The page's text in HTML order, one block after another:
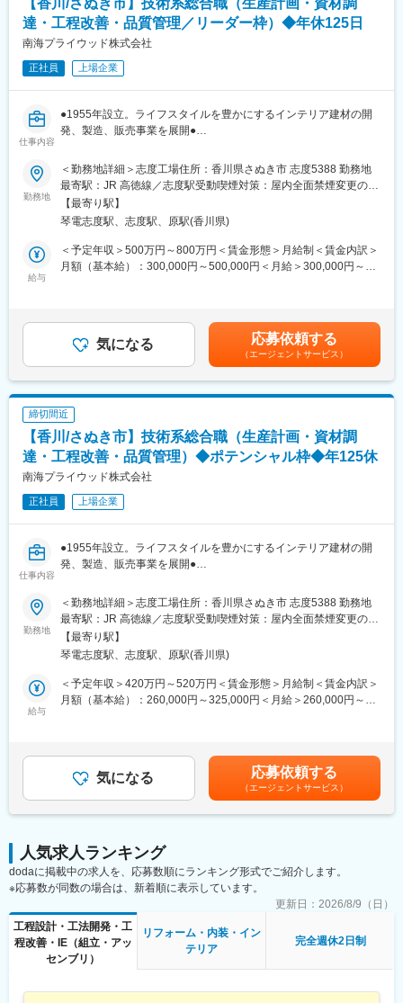
◆配属組織・働き方
・Campusノートをはじめとした中核事業である、
生産技術グループの配属です。
おいて、国内外の工場に赴き対応いただくことが多い役割です。
（週半分程度、時期によっては平日を通して出張が続く場合もあ
※緊急時の初動対応は工場側で行うため、休日夜間の呼び出しなし
※年に1回あるかないかの頻度で、土日や夏季休暇期間での設備搬
入を行う場合があります。
既存設備の導入や改善にとどまらず、新しい価値を生み出すため
の生産設備を一から構想し、形にしていくチャレンジ性の高い業
術力を高めることができます。
また、国内外の工場や関係部門と連携しながら、文具づくりを技
術面から支えることで、幅広い経験とスキルを身につけられる環
変更の範囲：会社の定める業務
【香川/さぬき市】技術系総合職（生産計画・資材調
達・工程改善・品質管理／リーダー枠）◆年休125日
南海プライウッド株式会社
正社員 上場企業
仕事内容
●1955年設立。ライフスタイルを豊かにするインテリア建材の開
発、製造、販売事業を展開●
■業務内容：
当社の製造部門において下記業務内容をお任せします。※部下マネ
ジメント業務含む。
また、リーダーシップを発揮し、部署間を横断するようなプロジ
ェクトの推進もお任せしていきます。
◇生産計画の立案：受注予測に基づく構築
◇資材調達・在庫管理：JIT実現に向けた最適化
◇工程改善：生産ラインの効率化とリードタイム短縮（重要度
付随して、海外子会社との供給調整や、自動化・省人化に向けた
最新テクノロジーの調査・導入支援、部門横断での納期・仕様調
整も行います。
間を設けており、安心してスタートできる環境です。
1955年設立。当社では、ライフスタイルを豊かにするインテリア
建材の開発、製造、販売事業を展開しています。原材料の調達か
工場内の生産設備の維持管理や新設備の導入稼動、品質管理の各
種実験なども自社内で完結しています。また、インドネシアにて
植林事業を展開し、地球とインドネシアの環境を保全するエコリ
ングシステムの構築にも注力しています。
■当社の魅力：
当社は、「人々の住空間はもっと快適になる」と信じて、インテ
しています。現在では、インテリア建材のなかでも特に「収納」
の分野において、経営革新に挑戦しています。
勤務地
＜勤務地詳細＞志度工場住所：香川県さぬき市 志度5388 勤務地
最寄駅：JR 高徳線／志度駅受動喫煙対策：屋内全面禁煙変更の範
囲：全国の当社拠点
【最寄り駅】
琴電志度駅、志度駅、原駅(香川県)
給与
＜予定年収＞500万円～800万円＜賃金形態＞月給制＜賃金内訳＞
月額（基本給）：300,000円～500,000円＜月給＞300,000円～
気になる 応募依頼する
（エージェントサービス）
締切間近
【香川/さぬき市】技術系総合職（生産計画・資材調
達・工程改善・品質管理）◆ポテンシャル枠◆年125休
南海プライウッド株式会社
正社員 上場企業
仕事内容
●1955年設立。ライフスタイルを豊かにするインテリア建材の開
発、製造、販売事業を展開●
■業務内容：
当社の製造部門において下記業務内容をお任せします。
将来的にはリーダーシップを発揮し、部署間を横断するようなプ
ロジェクトを推進していけるような方を募集しております。
適性に応じて以下業務いずれかをお任せします。
◇工程改善：生産ラインの効率化とリードタイム短縮（重要度
高）
◇品質基準の徹底：不具合削減に向けた取り組み
整も行います。
◎他業界からの転身者が多いため、業界知識のキャッチアップ期
間を設けており、安心してスタートできる環境です。
■当社について：
1955年設立。当社では、ライフスタイルを豊かにするインテリア
建材の開発、製造、販売事業を展開しています。原材料の調達か
勤務地
＜勤務地詳細＞志度工場住所：香川県さぬき市 志度5388 勤務地
最寄駅：JR 高徳線／志度駅受動喫煙対策：屋内全面禁煙変更の範
囲：全国の当社拠点
【最寄り駅】
琴電志度駅、志度駅、原駅(香川県)
給与
＜予定年収＞420万円～520万円＜賃金形態＞月給制＜賃金内訳＞
月額（基本給）：260,000円～325,000円＜月給＞260,000円～
気になる 応募依頼する
（エージェントサービス）
人気求人ランキング
dodaに掲載中の求人を、応募数順にランキング形式でご紹介します。
※応募数が同数の場合は、新着順に表示しています。
更新日： 2026/8/9（日）
工程設計・工法開発・工
程改善・IE（組立・アッ
センブリ）
リフォーム・内装・イン
テリア
完全週休2日制